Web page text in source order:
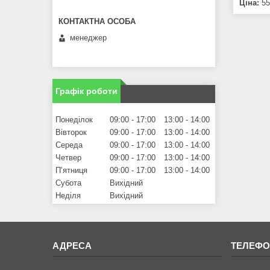
Ціна:
менеджер
Графік роботи
Понеділок 09:00 17:00 13:00
14:00
Вівторок
09:00 17:00 13:00
14:00
Середа
09:00 17:00 13:00
14:00
Четвер
09:00 17:00 13:00
14:00
Пʼятниця
09:00 17:00 13:00
14:00
Субота
Вихідний
Неділя
Вихідний